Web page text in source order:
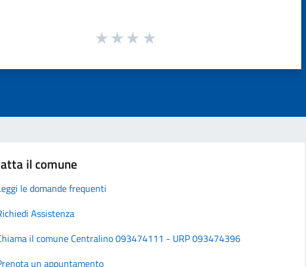
il comune
le domande frequenti
Assistenza
il comune Centralino 093474111 - URP 093474396
un appuntamento